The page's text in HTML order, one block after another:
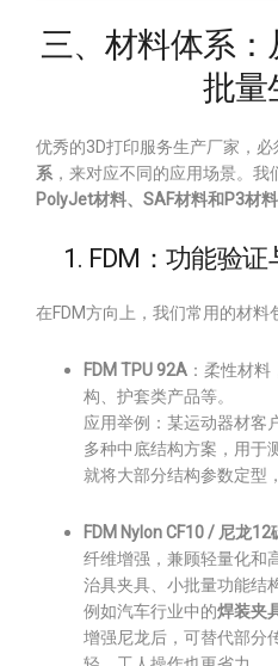
三、材料体系
批量
优秀的3D打印服务生产厂家，必
系 ，来对应不同的应用场景。我
PolyJet材料、SAF材料和P3材料
1. FDM：功能验
在FDM方向上，我们常用的材料
FDM TPU 92A ：柔性材
构、护套类产品等。
应用举例：某运动器材客
多种中底结构方案，用于
就将大部分结构参数定型
FDM Nylon CF10 / 尼龙12
纤维增强，兼顾轻量化和
治具夹具、小批量功能结
例如汽车行业中的焊装夹
增强尼龙后，可替代部分